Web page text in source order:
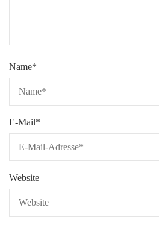
Name*
E-Mail*
Website